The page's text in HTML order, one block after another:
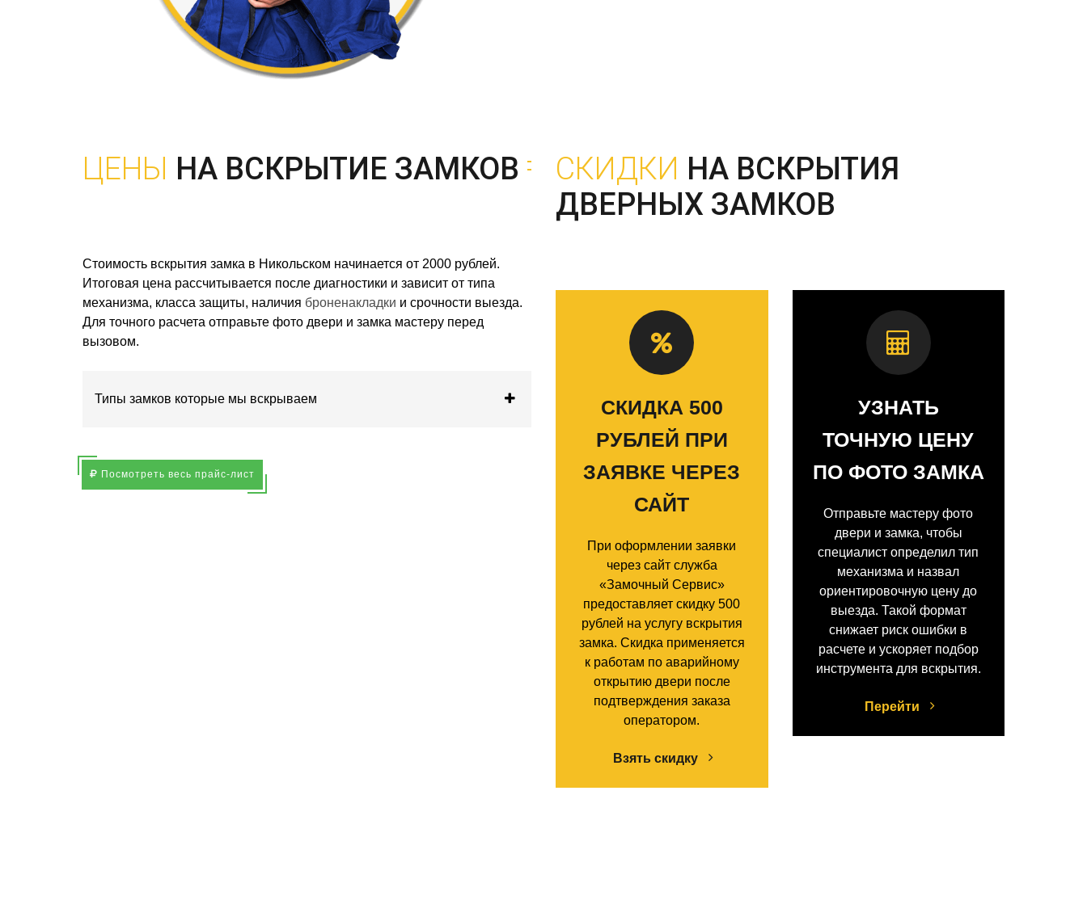
ЦЕНЫ НА ВСКРЫТИЕ ЗАМКОВ
Стоимость вскрытия замка в Никольском начинается от 2000 рублей.
Итоговая цена рассчитывается после диагностики и зависит от типа
механизма, класса защиты, наличия броненакладки и срочности выезда.
Для точного расчета отправьте фото двери и замка мастеру перед
вызовом.
Типы замков которые мы вскрываем
Посмотреть весь прайс-лист
СКИДКИ НА ВСКРЫТИЯ
ДВЕРНЫХ ЗАМКОВ
СКИДКА 500
РУБЛЕЙ ПРИ
ЗАЯВКЕ ЧЕРЕЗ
САЙТ
При оформлении заявки
через сайт служба
«Замочный Сервис»
предоставляет скидку 500
рублей на услугу вскрытия
замка. Скидка применяется
к работам по аварийному
открытию двери после
подтверждения заказа
оператором.
Взять скидку
УЗНАТЬ
ТОЧНУЮ ЦЕНУ
ПО ФОТО ЗАМКА
Отправьте мастеру фото
двери и замка, чтобы
специалист определил тип
механизма и назвал
ориентировочную цену до
выезда. Такой формат
снижает риск ошибки в
расчете и ускоряет подбор
инструмента для вскрытия.
Перейти